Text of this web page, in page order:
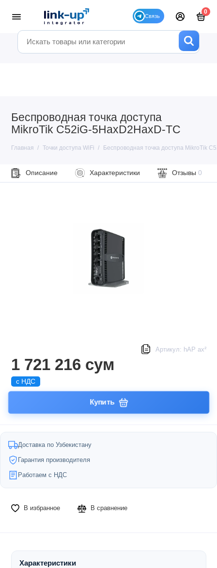
0
Беспроводная точка доступа
MikroTik C52iG-5HaxD2HaxD-TC
Главная Точки доступа WiFi Беспроводная точка доступа MikroTik
Описание Характеристики Отзывы 0
Артикул: hAP ax²
1 721 216 сум
с НДС
Купить
Доставка по Узбекистану
Гарантия производителя
Работаем с НДС
В избранное В сравнение
Характеристики